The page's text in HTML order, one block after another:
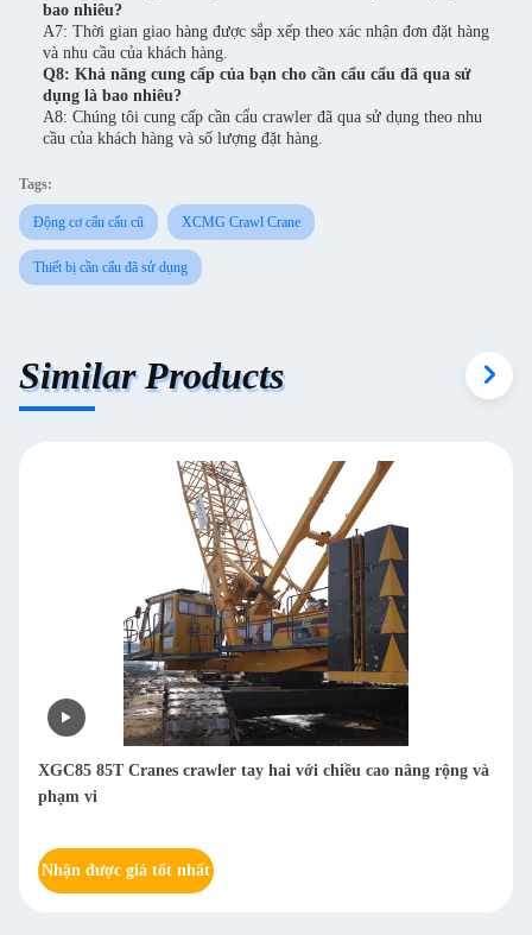
bao nhiêu?
A7: Thời gian giao hàng được sắp xếp theo xác nhận đơn đặt hàng
và nhu cầu của khách hàng.
Q8: Khả năng cung cấp của bạn cho cần cẩu cẩu đã qua sử
dụng là bao nhiêu?
A8: Chúng tôi cung cấp cần cẩu crawler đã qua sử dụng theo nhu
cầu của khách hàng và số lượng đặt hàng.
Tags:
Động cơ cẩu cẩu cũ XCMG Crawl Crane
Thiết bị cần cẩu đã sử dụng
Similar Products
XGC85 85T Cranes crawler tay hai với chiều cao nâng rộng và
phạm vi
Nhận được giá tốt nhất